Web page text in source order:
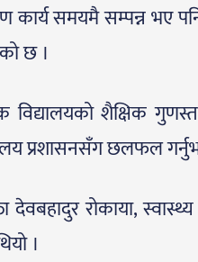
कार्य समयमै सम्पन्न भए
छ ।
शैक्षिक
प्रशासनसँग छलफल
रोकाया,
।